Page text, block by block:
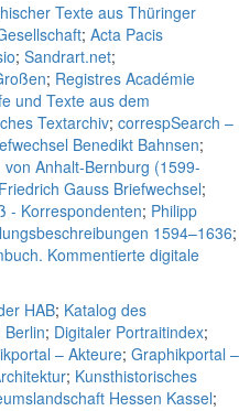
Texte aus Thüringer
; Acta Pacis
; Sandrart.net;
; Registres Académie
und Texte aus dem
Textarchiv; correspSearch –
Benedikt Bahnsen;
Anhalt-Bernburg (1599-
Gauss Briefwechsel;
- Korrespondenten; Philipp
1594–1636;
Kommentierte digitale
HAB; Katalog des
Berlin; Digitaler Portraitindex;
– Akteure; Graphikportal –
; Kunsthistorisches
Hessen Kassel;